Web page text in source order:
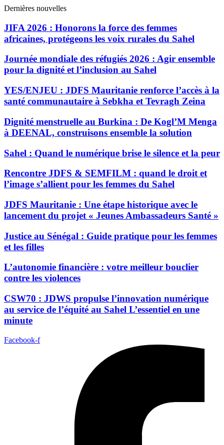
Dernières nouvelles
JIFA 2026 : Honorons la force des femmes
africaines, protégeons les voix rurales du Sahel
Journée mondiale des réfugiés 2026 : Agir ensemble
pour la dignité et l’inclusion au Sahel
YES/ENJEU : JDFS Mauritanie renforce l’accès à la
santé communautaire à Sebkha et Tevragh Zeina
Dignité menstruelle au Burkina : De Kogl’M Menga
à DEENAL, construisons ensemble la solution
Sahel : Quand le numérique brise le silence et la peur
Rencontre JDFS & SEMFILM : quand le droit et
l’image s’allient pour les femmes du Sahel
JDFS Mauritanie : Une étape historique avec le
lancement du projet « Jeunes Ambassadeurs Santé »
Justice au Sénégal : Guide pratique pour les femmes
et les filles
L’autonomie financière : votre meilleur bouclier
contre les violences
CSW70 : JDWS propulse l’innovation numérique
au service de l’équité au Sahel L’essentiel en une
minute
Facebook-f